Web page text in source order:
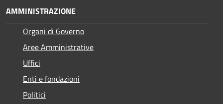
AMMINISTRAZIONE
Organi di Governo
Aree Amministrative
Uffici
Enti e fondazioni
Politici